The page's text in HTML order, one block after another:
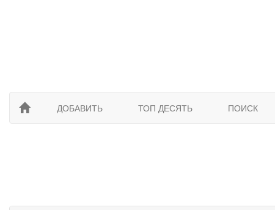
ДОБАВИТЬ ТОП ДЕСЯТЬ ПОИСК